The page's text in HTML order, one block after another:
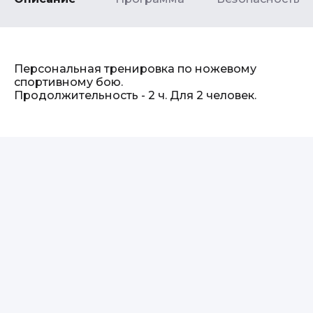
Персональная тренировка по ножевому
спортивному бою.
Продолжительность - 2 ч. Для 2 человек.